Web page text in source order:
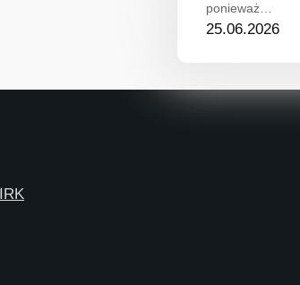
ponieważ…
25.06.2026
IRK